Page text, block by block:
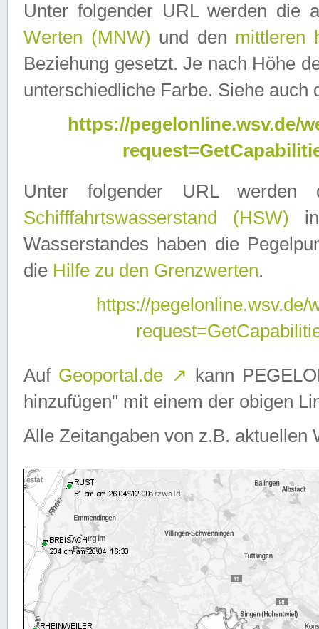
Unter folgender URL werden die
Werten (MNW) und den mittleren
Beziehung gesetzt. Je nach Höhe
unterschiedliche Farbe. Siehe auch
https://pegelonline.wsv.de/
Unter folgender URL
Schifffahrtswasserstand (HSW)
Wasserstandes haben die
die Hilfe zu den Grenzwerten.
https://
Auf Geoportal.de ↗ kann
hinzufügen" mit einem der obigen
Alle Zeitangaben von z.B. aktuellen